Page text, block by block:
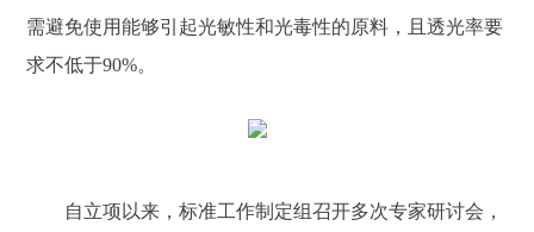
需避免使用能够引起光敏性和光毒性的原料，且透光率要
求不低于90%。
自立项以来，标准工作制定组召开多次专家研讨会，